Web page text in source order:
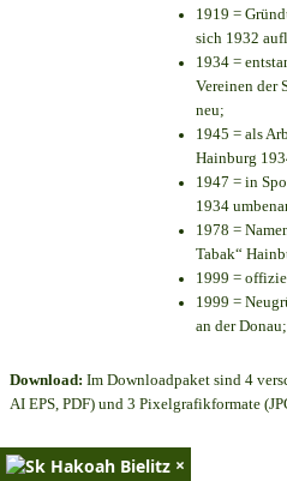
1919 =
sich 1932
1934 =
Vereinen der
neu;
1945 = als
Hainburg
1947 = in
1934
1978 =
Tabak“
1999 =
1999 =
an der Donau;
Download: Im Downloadpaket sind 4
AI EPS, PDF) und 3 Pixelgrafikformate
×